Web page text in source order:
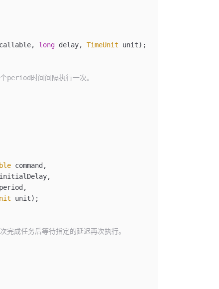
callable, long delay, TimeUnit unit);
period时间间隔执行一次。
command ,
,
,
unit);
成任务后等待指定的延迟再次执行。